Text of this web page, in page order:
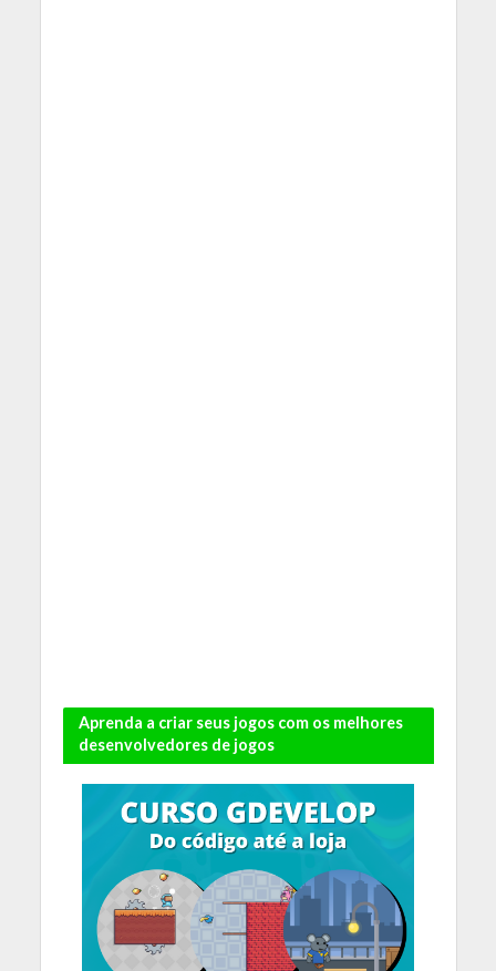
Aprenda a criar seus jogos com os melhores
desenvolvedores de jogos